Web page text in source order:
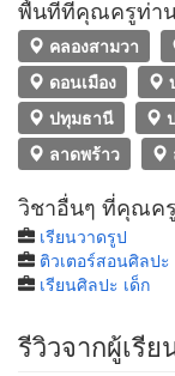
พื้นที่ที่คุณครูท่า
คลองสามวา
ดอนเมือง
ปทุมธานี
ลาดพร้าว
วิชาอื่นๆ ที่คุณค
เรียนวาดรูป
ติวเตอร์สอนศิลปะ
เรียนศิลปะ เด็ก
รีวิวจากผู้เรีย